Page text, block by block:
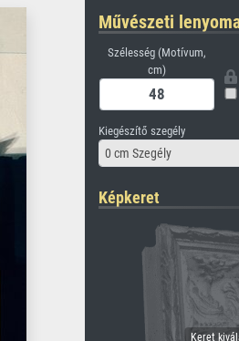
Művészeti
Szélesség (Motívum,
cm)
Kiegészítő szegély
0 cm Szegély
Képkeret